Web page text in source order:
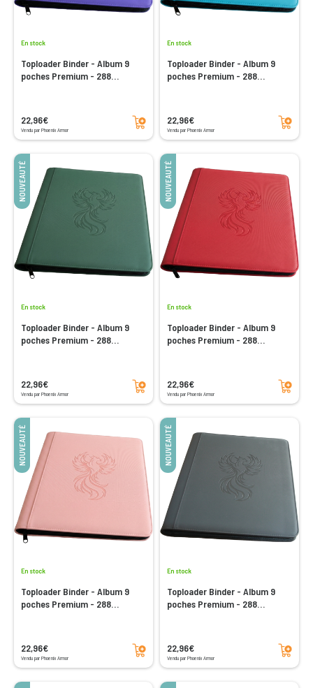
En stock
Toploader Binder - Album 9
poches Premium - 288
22,96€
Vendu par Phoenix Armor
Ajouter au panier
En stock
Toploader Binder - Album 9
poches Premium - 288
22,96€
Vendu par Phoenix Armor
Ajouter au panier
NOUVEAUTÉ
En stock
Toploader Binder - Album 9
poches Premium - 288
22,96€
Vendu par Phoenix Armor
Ajouter au panier
NOUVEAUTÉ
En stock
Toploader Binder - Album 9
poches Premium - 288
22,96€
Vendu par Phoenix Armor
Ajouter au panier
NOUVEAUTÉ
En stock
Toploader Binder - Album 9
poches Premium - 288
22,96€
Vendu par Phoenix Armor
Ajouter au panier
NOUVEAUTÉ
En stock
Toploader Binder - Album 9
poches Premium - 288
22,96€
Vendu par Phoenix Armor
Ajouter au panier